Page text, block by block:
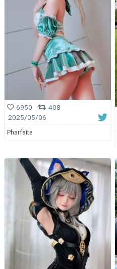
6950
408
2025/05/06
Pharfaite